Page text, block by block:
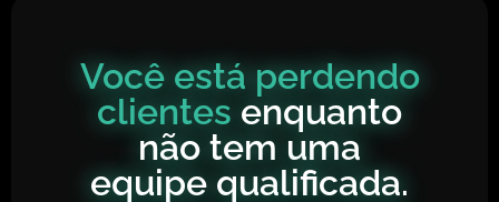
Você está perdendo
clientes enquanto
não tem uma
equipe qualificada.